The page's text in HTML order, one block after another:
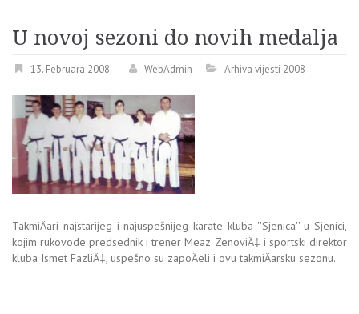
U novoj sezoni do novih medalja
13. Februara 2008. WebAdmin Arhiva vijesti 2008
TakmiÄari najstarijeg i najuspešnijeg karate kluba ''Sjenica'' u Sjenici,
kojim rukovode predsednik i trener Meaz ZenoviÄ‡ i sportski direktor
kluba Ismet FazliÄ‡, uspešno su zapoÄeli i ovu takmiÄarsku sezonu.